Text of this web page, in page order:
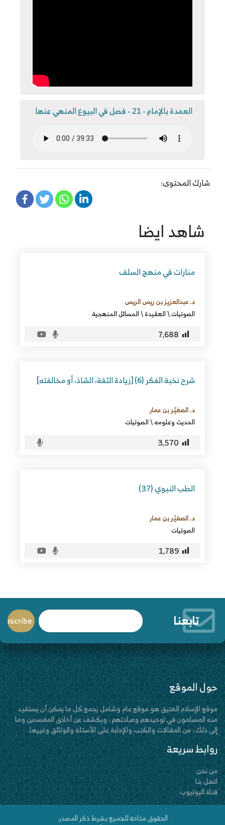
العمدة بالإمام - 21 - فصل في البيوع المنهي عنها
شارك المحتوى:
شاهد ايضا
منارات في منهج السلف
د. عبدالعزيز بن ريس الريس
الصوتيات\العقيدة\المسائل المنهجية
7٬688
شرح نخبة الفكر (6) [زيادة الثقة، الشاذ، أو مخالفته]
د. الصغيَّر بن عمار
الحديث وعلومه\الصوتيات
3٬570
الطب النبوي (37)
د. الصغيَّر بن عمار
الصوتيات
1٬789
تابعنا
حول الموقع
موقع الإسلام العتيق هو موقع عام وشامل يجمع كل ما يمكن أن يستفيد
منه المسلمون في توحيدهم وعبادتهم ، ويكشف عن أخلاق المفسدين وما
إلى ذلك ، من المقالات والكتب والإجابة على الأسئلة والوثائق وغيرها.
روابط سريعة
من نحن
اتصل بنا
قناة اليوتيوب
الحقوق متاحة للجميع بشرط ذكر المصدر.